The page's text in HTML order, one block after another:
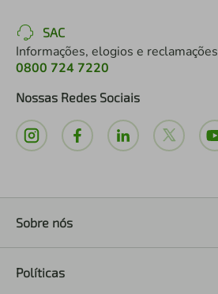
SAC
Informações, elogios e reclamações
0800 724 7220
Nossas Redes Sociais
Sobre nós
Políticas